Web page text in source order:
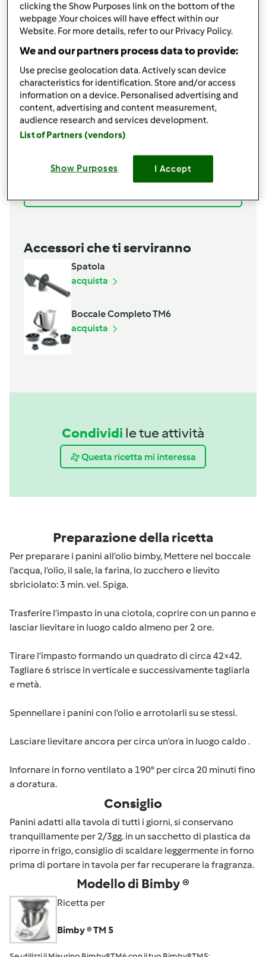
Ingredienti
Ingredienti:
300grammiacqua
10grammilievito di birra fresco
500grammi Farina 1
cucchiainozucchero
Accessori che ti serviranno
Spatola
acquista
Boccale Completo TM6
acquista
Condividi le tue attività
Questa ricetta mi interessa
Preparazione della ricetta
Per preparare i panini all’olio bimby, Mettere nel boccale
l’acqua, l’olio, il sale, la farina, lo zucchero e lievito
sbriciolato: 3 min. vel. Spiga.
Trasferire l’impasto in una ciotola, coprire con un panno e
lasciar lievitare in luogo caldo almeno per 2 ore.
Tirare l’impasto formando un quadrato di circa 42×42.
Tagliare 6 strisce in verticale e successivamente tagliarla
e metà.
Spennellare i panini con l’olio e arrotolarli su se stessi.
Lasciare lievitare ancora per circa un’ora in luogo caldo .
Infornare in forno ventilato a 190° per circa 20 minuti fino
a doratura.
Consiglio
Panini adatti alla tavola di tutti i giorni, si conservano
tranquillamente per 2/3gg. in un sacchetto di plastica da
riporre in frigo, consiglio di scaldare leggermente in forno
prima di portare in tavola per far recuperare la fragranza.
Modello di Bimby ®
Ricetta per
Bimby ® TM 5
clicking the Show Purposes link on the bottom of the
webpage .Your choices will have effect within our
Website. For more details, refer to our Privacy Policy.
We and our partners process data to provide:
Use precise geolocation data. Actively scan device
characteristics for identification. Store and/or access
information on a device. Personalised advertising and
content, advertising and content measurement,
audience research and services development.
List of Partners (vendors)
Show Purposes I Accept